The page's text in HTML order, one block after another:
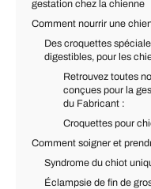
gestation chez la chienne
Comment nourrir une
Des croquettes
digestibles, pour les
Retrouvez toutes
conçues pour la
du Fabricant :
Croquettes pour
Comment soigner et
Syndrome du chiot
Éclampsie de fin de